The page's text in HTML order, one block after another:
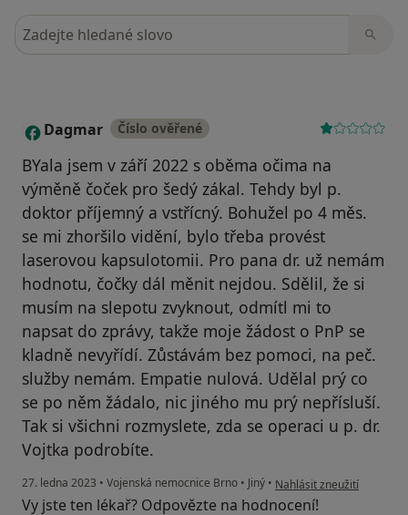
Hledejte v názorech
D Dagmar Číslo ověřené
BYala jsem v září 2022 s oběma očima na
výměně čoček pro šedý zákal. Tehdy byl p.
doktor příjemný a vstřícný. Bohužel po 4 měs.
se mi zhoršilo vidění, bylo třeba provést
laserovou kapsulotomii. Pro pana dr. už nemám
hodnotu, čočky dál měnit nejdou. Sdělil, že si
musím na slepotu zvyknout, odmítl mi to
napsat do zprávy, takže moje žádost o PnP se
kladně nevyřídí. Zůstávám bez pomoci, na peč.
služby nemám. Empatie nulová. Udělal prý co
se po něm žádalo, nic jiného mu prý nepřísluší.
Tak si všichni rozmyslete, zda se operaci u p. dr.
Vojtka podrobíte.
27. ledna 2023 • Vojenská nemocnice Brno • Jiný • podle názoru uživatele
Nahlásit zneužití
Vy jste ten lékař? Odpovězte na hodnocení!